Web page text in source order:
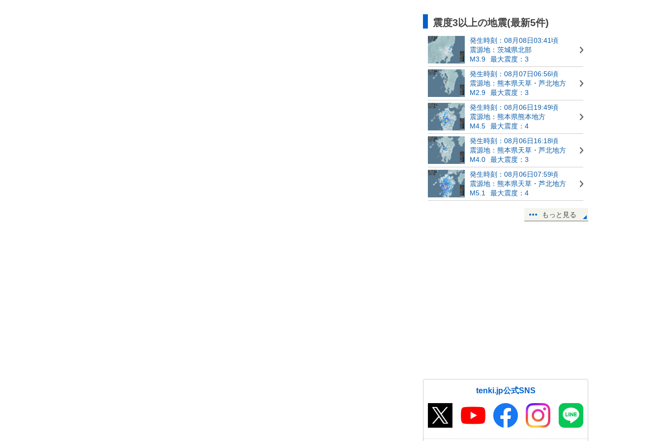
震度3以上の地震(最新5件)
発生時刻：08月08日03:41頃
震源地：茨城県北部
M3.9
最大震度：3
発生時刻：08月07日06:56頃
震源地：熊本県天草・芦北地方
M2.9
最大震度：3
発生時刻：08月06日19:49頃
震源地：熊本県熊本地方
M4.5
最大震度：4
発生時刻：08月06日16:18頃
震源地：熊本県天草・芦北地方
M4.0
最大震度：3
発生時刻：08月06日07:59頃
震源地：熊本県天草・芦北地方
M5.1
最大震度：4
もっと見る
tenki.jp公式SNS